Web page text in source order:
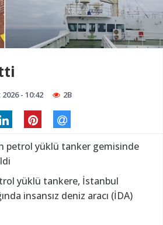
- 10:42 2B
petrol yüklü tanker gemisinde
yüklü tankere, İstanbul
insansız deniz aracı (İDA)